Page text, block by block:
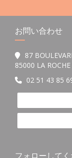
お問い合わせ
87
85000 LA
02 51 43 85
フォローして